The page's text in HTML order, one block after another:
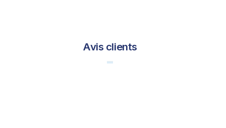
Avis clients